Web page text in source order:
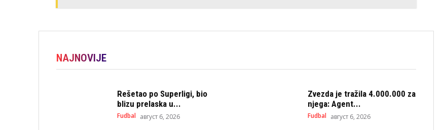
NAJNOVIJE
Rešetao po Superligi, bio
blizu prelaska u...
Fudbal август 6, 2026
Zvezda je tražila 4.000.000 za
njega: Agent...
Fudbal август 6, 2026